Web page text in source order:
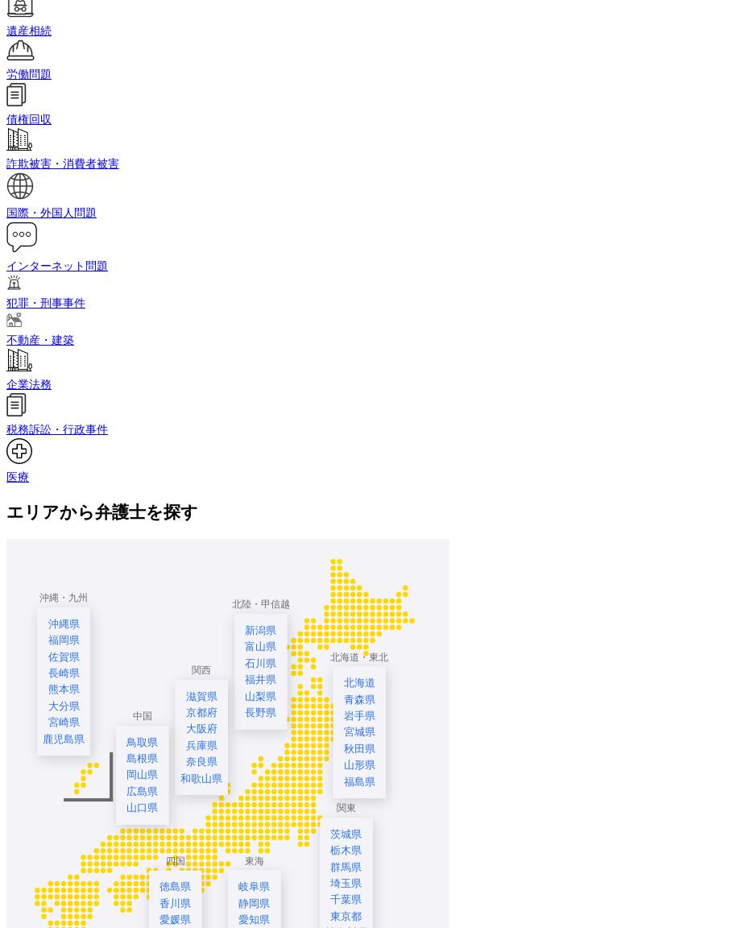
遺産相続
労働問題
債権回収
詐欺被害・消費者被害
国際・外国人問題
インターネット問題
犯罪・刑事事件
不動産・建築
企業法務
税務訴訟・行政事件
医療
エリアから弁護士を探す
北陸・甲信越
新潟県
富山県
石川県
福井県
山梨県
長野県
北海道・東北
北海道
青森県
岩手県
宮城県
秋田県
山形県
福島県
関東
茨城県
栃木県
群馬県
埼玉県
千葉県
東京都
東海
岐阜県
静岡県
愛知県
関西
滋賀県
京都府
大阪府
兵庫県
奈良県
和歌山県
中国
鳥取県
島根県
岡山県
広島県
山口県
四国
徳島県
香川県
愛媛県
沖縄・九州
沖縄県
福岡県
佐賀県
長崎県
熊本県
大分県
宮崎県
鹿児島県